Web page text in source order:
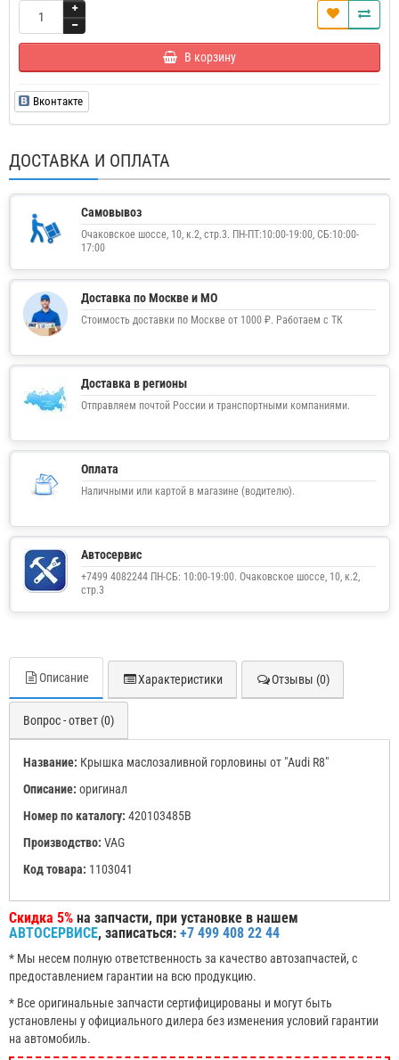
В корзину
Вконтакте
ДОСТАВКА И ОПЛАТА
Самовывоз
Очаковское шоссе, 10, к.2, стр.3. ПН-ПТ:10:00-19:00, СБ:10:00-
17:00
Доставка по Москве и МО
Стоимость доставки по Москве от 1000 ₽. Работаем с ТК
Доставка в регионы
Отправляем почтой России и транспортными компаниями.
Оплата
Наличными или картой в магазине (водителю).
Автосервис
+7499 4082244 ПН-СБ: 10:00-19:00. Очаковское шоссе, 10, к.2,
стр.3
Описание Характеристики Отзывы (0)
Вопрос - ответ (0)
Название: Крышка маслозаливной горловины от "Audi R8"
Описание: оригинал
Номер по каталогу: 420103485B
Производство: VAG
Код товара: 1103041
Скидка 5% на запчасти, при установке в нашем
АВТОСЕРВИСЕ, записаться: +7 499 408 22 44
* Мы несем полную ответственность за качество автозапчастей, с
предоставлением гарантии на всю продукцию.
* Все оригинальные запчасти сертифицированы и могут быть
установлены у официального дилера без изменения условий гарантии
на автомобиль.